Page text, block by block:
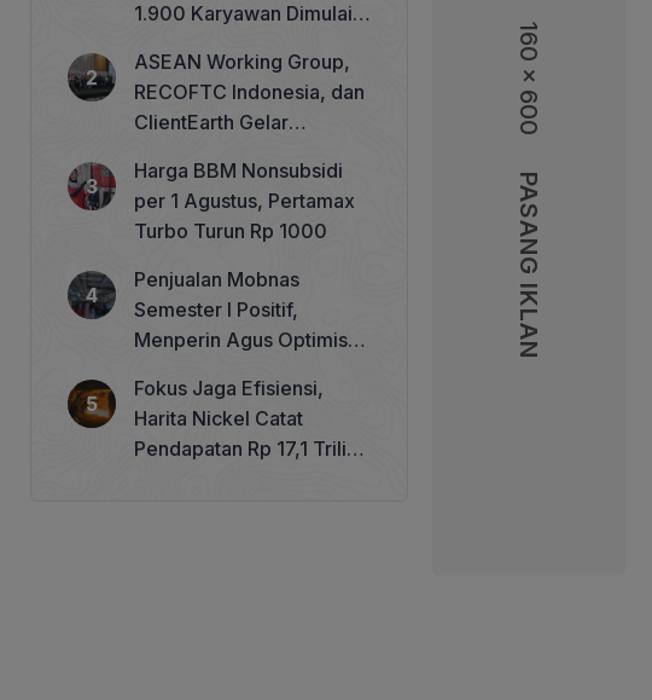
160 x 600
PASANG IKLAN
1.900 Karyawan Dimulai 5
ASEAN Working Group,
RECOFTC Indonesia, dan
ClientEarth Gelar
Memperkuat Tata Kelola
Perhutanan Sosial
Harga BBM Nonsubsidi
per 1 Agustus, Pertamax
Turbo Turun Rp 1000
Penjualan Mobnas
Semester I Positif,
Menperin Agus Optimistis
Fokus Jaga Efisiensi,
Harita Nickel Catat
Pendapatan Rp 17,1 Triliun